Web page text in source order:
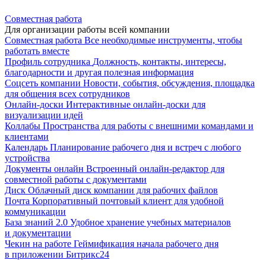
Совместная работа
Для организации работы всей компании
Совместная работа Все необходимые инструменты, чтобы
работать вместе
Профиль сотрудника Должность, контакты, интересы,
благодарности и другая полезная информация
Соцсеть компании Новости, события, обсуждения, площадка
для общения всех сотрудников
Онлайн-доски Интерактивные онлайн-доски для
визуализации идей
Коллабы Пространства для работы с внешними командами и
клиентами
Календарь Планирование рабочего дня и встреч с любого
устройства
Документы онлайн Встроенный онлайн-редактор для
совместной работы с документами
Диск Облачный диск компании для рабочих файлов
Почта Корпоративный почтовый клиент для удобной
коммуникации
База знаний 2.0 Удобное хранение учебных материалов
и документации
Чекин на работе Геймификация начала рабочего дня
в приложении Битрикс24